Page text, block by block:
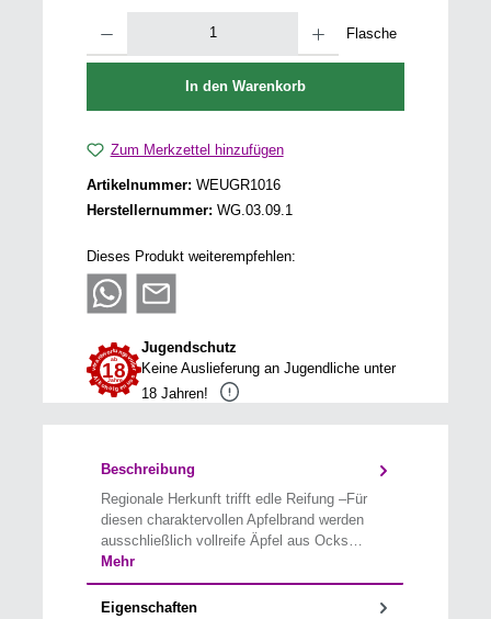
Flasche
In den Warenkorb
Zum Merkzettel hinzufügen
Artikelnummer:WEUGR1016
Herstellernummer:WG.03.09.1
Dieses Produkt weiterempfehlen:
Jugendschutz
Keine Auslieferung an Jugendliche unter
18 Jahren!
Beschreibung
Regionale Herkunft trifft edle Reifung –Für
diesen charaktervollen Apfelbrand werden
ausschließlich vollreife Äpfel aus Ocks…
Mehr
Eigenschaften